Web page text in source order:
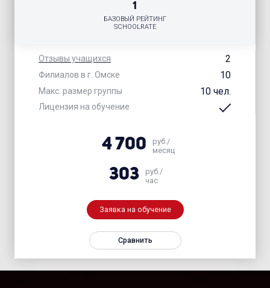
Отзывы учащихся 2
Филиалов в г. Омске 10
Макс. размер группы 10 чел.
Лицензия на обучение
1
БАЗОВЫЙ РЕЙТИНГ
SCHOOLRATE
4 700
руб./
месяц
303
руб./
час
Заявка на обучение
Сравнить